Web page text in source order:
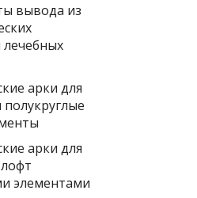
вывода из
лечебных
арки для
арки для
элементами